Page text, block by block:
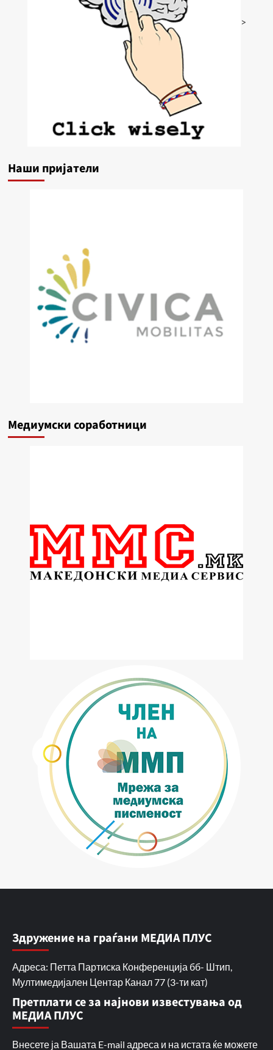
>
Наши пријатели
Медиумски соработници
Здружение на граѓани МЕДИА ПЛУС
Адреса: Петта Партиска Конференција бб- Штип,
Мултимедијален Центар Канал 77 (3-ти кат)
Претплати се за најнови известувања од
МЕДИА ПЛУС
Внесете ја Вашата E-mail адреса и на истата ќе можете